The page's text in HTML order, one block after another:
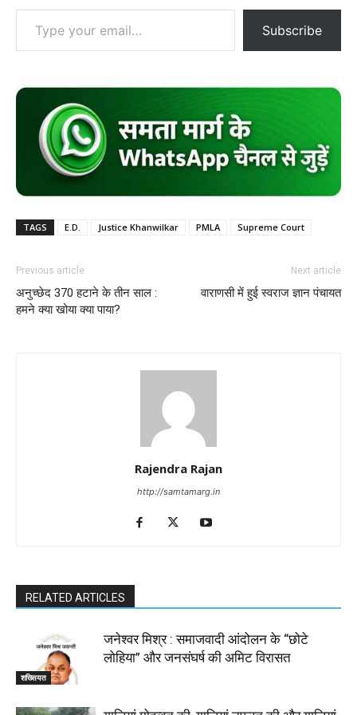
Type your email…
Subscribe
TAGS E.D. Justice Khanwilkar PMLA Supreme Court
Previous article
अनुच्छेद 370 हटाने के तीन साल :
हमने क्या खोया क्या पाया?
Next article
वाराणसी में हुई स्वराज ज्ञान पंचायत
Rajendra Rajan
http://samtamarg.in
RELATED ARTICLES
शख्सियत
जनेश्वर मिश्र : समाजवादी आंदोलन के “छोटे
लोहिया” और जनसंघर्ष की अमिट विरासत